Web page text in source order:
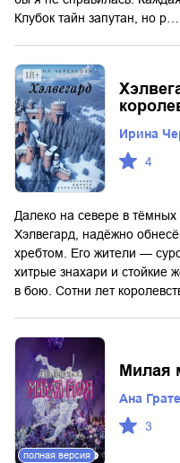
Клубок тайн запутан, но р…
Ирина
4
Далеко на севере в тёмных
Хэлвегард, надёжно
хребтом. Его жители —
хитрые знахари и стойкие
в бою. Сотни лет
полная версия
Милая
Ана
3